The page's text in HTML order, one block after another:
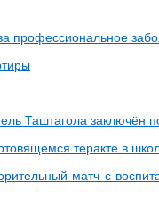
профессиональное
Таштагола заключён
теракте в
матч с